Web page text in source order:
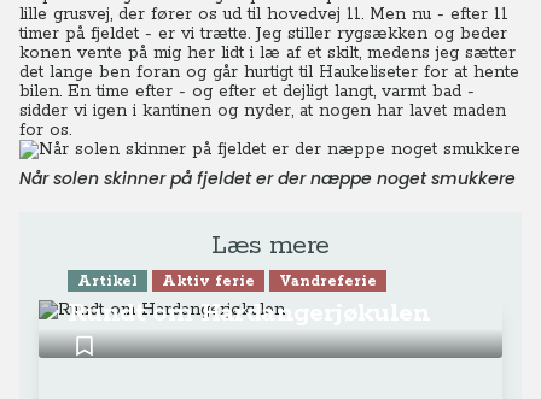
lille grusvej, der fører os ud til hovedvej 11. Men nu - efter 11
timer på fjeldet - er vi trætte. Jeg stiller rygsækken og beder
konen vente på mig her lidt i læ af et skilt, medens jeg sætter
det lange ben foran og går hurtigt til Haukeliseter for at hente
bilen. En time efter - og efter et dejligt langt, varmt bad -
sidder vi igen i kantinen og nyder, at nogen har lavet maden
for os.
Når solen skinner på fjeldet er der næppe noget smukkere
Læs mere
Artikel Aktiv ferie Vandreferie
Rundt om Hardangerjøkulen